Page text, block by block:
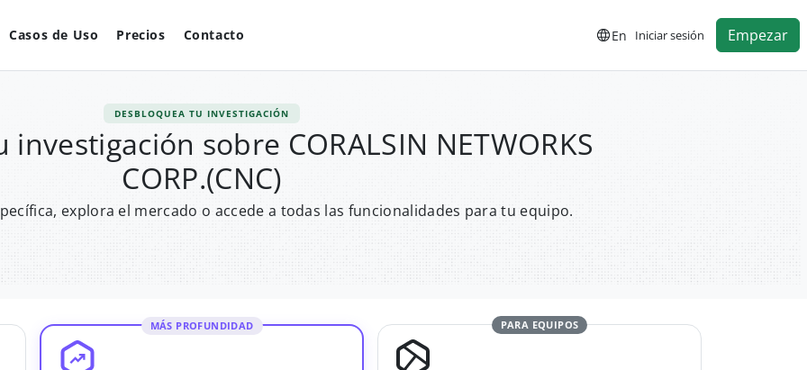
Casos de Uso Precios Contacto En Iniciar sesión Empezar
DESBLOQUEA TU INVESTIGACIÓN
sobre CORALSIN NETWORKS
CORP.(CNC)
explora el mercado o accede a todas las funcionalidades para tu equipo.
MÁS PROFUNDIDAD PARA EQUIPOS